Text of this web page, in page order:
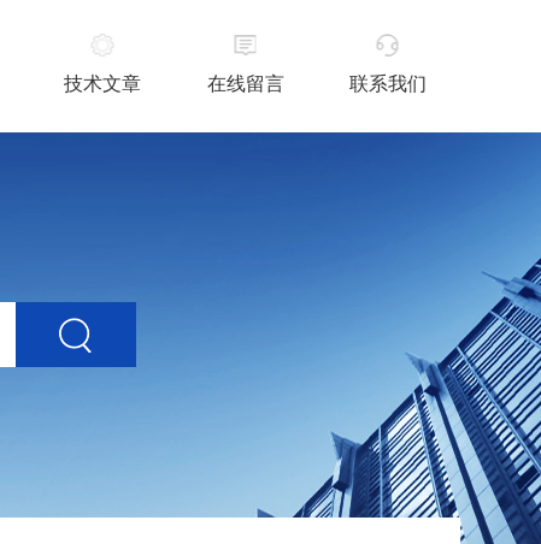
技术文章 在线留言 联系我们